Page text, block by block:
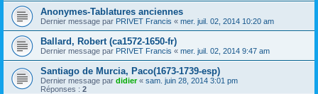
Anonymes-Tablatures anciennes
Dernier message par PRIVET Francis « mer. juil. 02, 2014 10:20 am
Ballard, Robert (ca1572-1650-fr)
Dernier message par PRIVET Francis « mer. juil. 02, 2014 9:47 am
Santiago de Murcia, Paco(1673-1739-esp)
Dernier message par didier« sam. juin 28, 2014 3:01 pm
Réponses : 2